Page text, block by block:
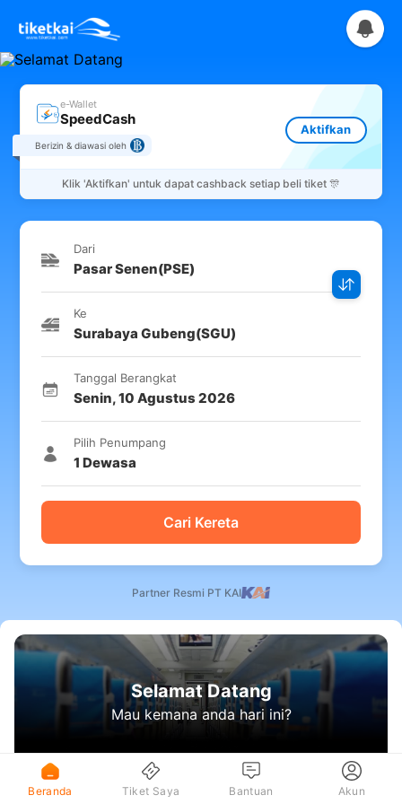
e-Wallet
SpeedCash
Berizin & diawasi oleh
Aktifkan
Klik 'Aktifkan' untuk dapat cashback setiap beli tiket 🎊
Dari
Pasar Senen(PSE)
Ke
Surabaya Gubeng(SGU)
Tanggal Berangkat
Senin,10 Agustus 2026
Pilih Penumpang
1 Dewasa
Cari Kereta
Partner Resmi PT KAI
Selamat Datang
Mau kemana anda hari ini?
Beranda Tiket Saya Bantuan Akun